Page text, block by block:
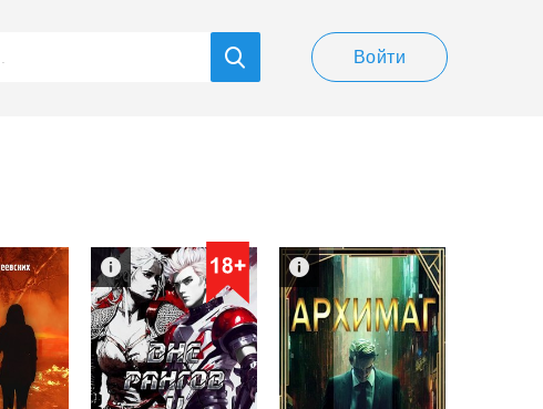
Войти